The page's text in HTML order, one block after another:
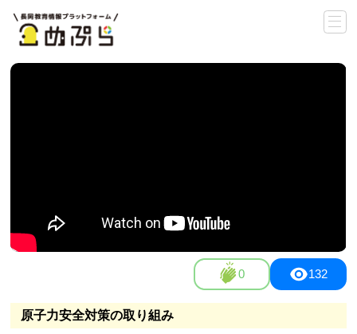
0 132
原子力安全対策の取り組み